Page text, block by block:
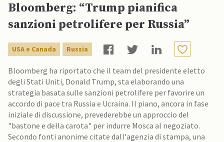
Bloomberg: “Trump pianifica
sanzioni petrolifere per Russia”
USA e Canada Russia
Bloomberg ha riportato che il team del presidente eletto
degli Stati Uniti, Donald Trump, sta elaborando una
strategia basata sulle sanzioni petrolifere per favorire un
accordo di pace tra Russia e Ucraina. Il piano, ancora in fase
iniziale di discussione, prevederebbe un approccio del
"bastone e della carota" per indurre Mosca al negoziato.
Secondo fonti anonime citate dall'agenzia di stampa, una